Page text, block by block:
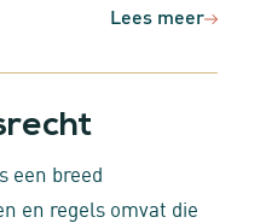
Lees meer
een breed
en regels omvat die